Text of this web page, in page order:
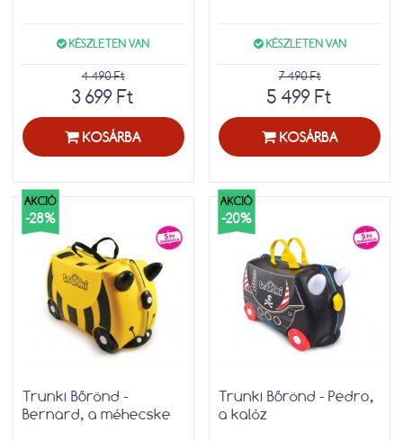
KÉSZLETEN VAN
4 490 Ft
3 699 Ft
KOSÁRBA
KÉSZLETEN VAN
7 490 Ft
5 499 Ft
KOSÁRBA
AKCIÓ
-28%
Trunki Bőrönd -
Bernard, a méhecske
AKCIÓ
-20%
Trunki Bőrönd - Pedro,
a kalóz